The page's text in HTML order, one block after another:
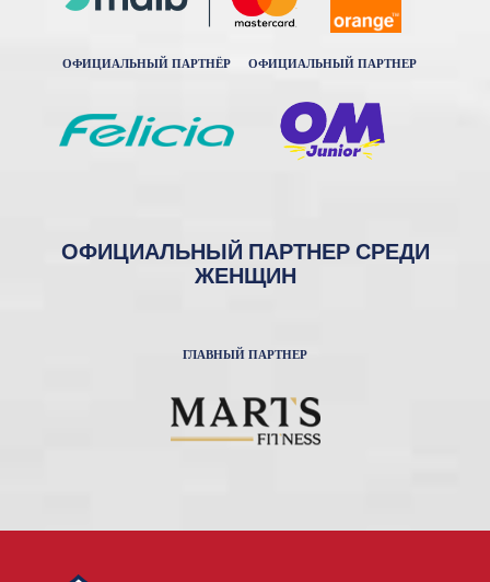
ОФИЦИАЛЬНЫЙ ПАРТНЁР ОФИЦИАЛЬНЫЙ ПАРТНЕР
ОФИЦИАЛЬНЫЙ ПАРТНЕР СРЕДИ
ЖЕНЩИН
ГЛАВНЫЙ ПАРТНЕР